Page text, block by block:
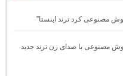
مصنوعی با صدای زن ترند جدید